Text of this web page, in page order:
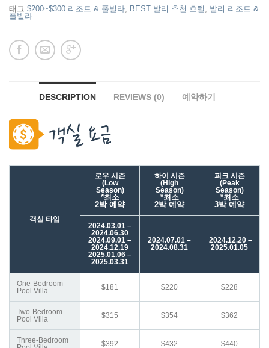
태그 $200~$300 리조트 & 풀빌라, BEST 발리 추천 호텔 , 발리 리조트 &
풀빌라
DESCRIPTION REVIEWS (0) 예약하기
객실 타입
로우 시즌
(Low
Season)
*최소
2박예약
하이 시즌
(High
Season)
*최소
2박예약
피크 시즌
(Peak
Season)
*최소
3박예약
2024.03.01 –
2024.06.30
2024.09.01 –
2024.12.19
2025.01.06 –
2025.03.31
2024.07.01 –
2024.08.31
2024.12.20 –
2025.01.05
One-Bedroom
Pool Villa
$181 $220 $228
Two-Bedroom
Pool Villa
$315 $354 $362
Three-Bedroom
$392 $432 $440